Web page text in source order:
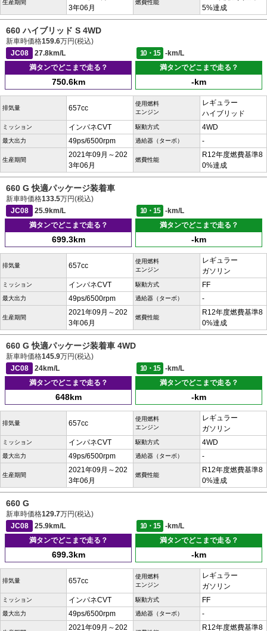
生産期間
3年06月
燃費性能
5%達成
660 ハイブリッド S 4WD
新車時価格159.6万円(税込)
JC08
27.8km/L 10・15
-km/L
満タンでどこまで走る？
750.6km
満タンでどこまで走る？
-km
排気量 657cc
使用燃料
エンジン
レギュラー
ハイブリッド
ミッション インパネCVT 駆動方式 4WD
最大出力 49ps/6500rpm 過給器（ターボ） -
生産期間
2021年09月～202
3年06月
燃費性能
R12年度燃費基準8
0%達成
660 G 快適パッケージ装着車
新車時価格133.5万円(税込)
JC08
25.9km/L 10・15
-km/L
満タンでどこまで走る？
699.3km
満タンでどこまで走る？
-km
排気量 657cc
使用燃料
エンジン
レギュラー
ガソリン
ミッション インパネCVT 駆動方式 FF
最大出力 49ps/6500rpm 過給器（ターボ） -
生産期間
2021年09月～202
3年06月
燃費性能
R12年度燃費基準8
0%達成
660 G 快適パッケージ装着車 4WD
新車時価格145.9万円(税込)
JC08
24km/L 10・15
-km/L
満タンでどこまで走る？
648km
満タンでどこまで走る？
-km
排気量 657cc
使用燃料
エンジン
レギュラー
ガソリン
ミッション インパネCVT 駆動方式 4WD
最大出力 49ps/6500rpm 過給器（ターボ） -
生産期間
2021年09月～202
3年06月
燃費性能
R12年度燃費基準8
0%達成
660 G
新車時価格129.7万円(税込)
JC08
25.9km/L 10・15
-km/L
満タンでどこまで走る？
699.3km
満タンでどこまで走る？
-km
排気量 657cc
使用燃料
エンジン
レギュラー
ガソリン
ミッション インパネCVT 駆動方式 FF
最大出力 49ps/6500rpm 過給器（ターボ） -
2021年09月～202
R12年度燃費基準8